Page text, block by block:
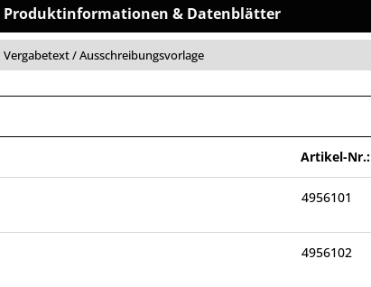
Produktinformationen & Datenblätter
Vergabetext / Ausschreibungsvorlage
Artikel-Nr.:
4956101
4956102